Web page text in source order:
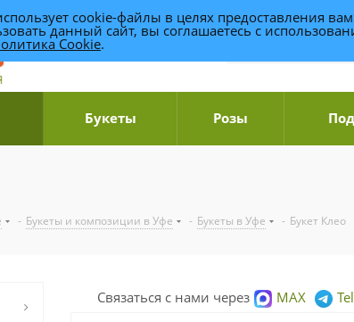
Доставка цветов по Уфе
Букеты Розы
- Букеты и композиции в Уфе - Букеты в Уфе - Букет Клео
Связаться с нами через MAX
cookie-файлы в целях предоставления
данный сайт, вы соглашаетесь с
Cookie.